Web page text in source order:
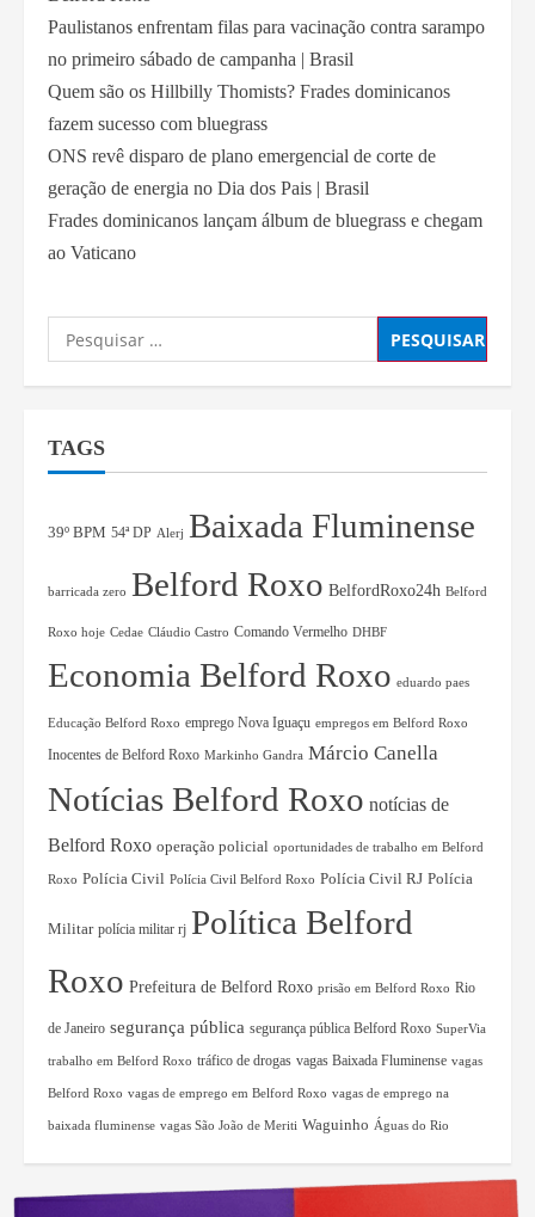
Paulistanos enfrentam filas para vacinação contra sarampo
no primeiro sábado de campanha | Brasil
Quem são os Hillbilly Thomists? Frades dominicanos
fazem sucesso com bluegrass
ONS revê disparo de plano emergencial de corte de
geração de energia no Dia dos Pais | Brasil
Frades dominicanos lançam álbum de bluegrass e chegam
ao Vaticano
TAGS
39º BPM 54ª DP Alerj Baixada Fluminense
barricada zero Belford Roxo BelfordRoxo24h Belford
Roxo hoje Cedae Cláudio Castro Comando Vermelho DHBF
Economia Belford Roxo eduardo paes
Educação Belford Roxo emprego Nova Iguaçu empregos em Belford Roxo
Inocentes de Belford Roxo Markinho Gandra Márcio Canella
Notícias Belford Roxo notícias de
Belford Roxo operação policial oportunidades de trabalho em Belford
Roxo Polícia Civil Polícia Civil Belford Roxo Polícia Civil RJ Polícia
Militar polícia militar rj Política Belford
Roxo Prefeitura de Belford Roxo prisão em Belford Roxo Rio
de Janeiro segurança pública segurança pública Belford Roxo SuperVia
trabalho em Belford Roxo tráfico de drogas vagas Baixada Fluminense vagas
Belford Roxo vagas de emprego em Belford Roxo vagas de emprego na
baixada fluminense vagas São João de Meriti Waguinho Águas do Rio